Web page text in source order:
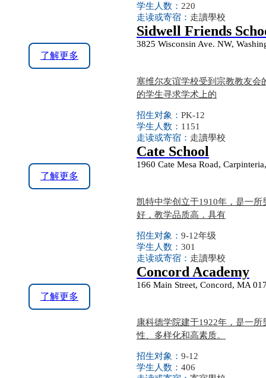
学生人数： 220
走读或寄宿： 走讀學校
了解更多
Sidwell Friends
3825 Wisconsin Ave. NW,
塞维尔友谊学校受到宗教教友会
的学生寻求学术上的
招生对象： PK-12
学生人数： 1151
走读或寄宿： 走讀學校
了解更多
Cate School
1960 Cate Mesa Road,
凯特中学创立于1910年，是一
好，教学品质高，具有
招生对象： 9-12年级
学生人数： 301
走读或寄宿： 走讀學校
了解更多
Concord Academy
166 Main Street, Concord, MA
康科德学院建于1922年，是一
性、多样化和高素质。
招生对象： 9-12
学生人数： 406